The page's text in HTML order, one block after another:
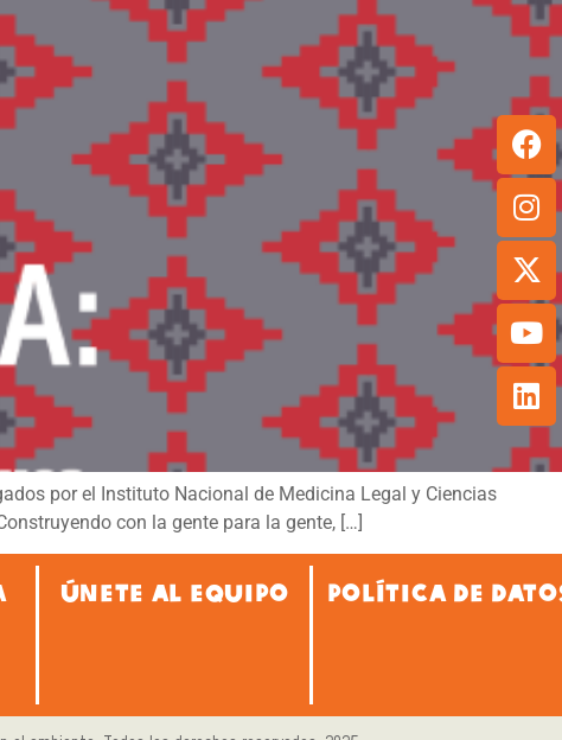
por el Instituto Nacional de Medicina Legal y Ciencias
con la gente para la gente, […]
ÚNETE AL EQUIPO POLÍTICA DE